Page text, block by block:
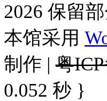
2026 保留
本馆采用
制作 | 粤
0.052 秒 }